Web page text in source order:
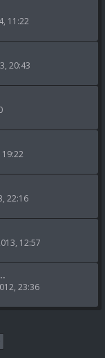
11:22
20:43
19:22
22:16
12:57
23:36